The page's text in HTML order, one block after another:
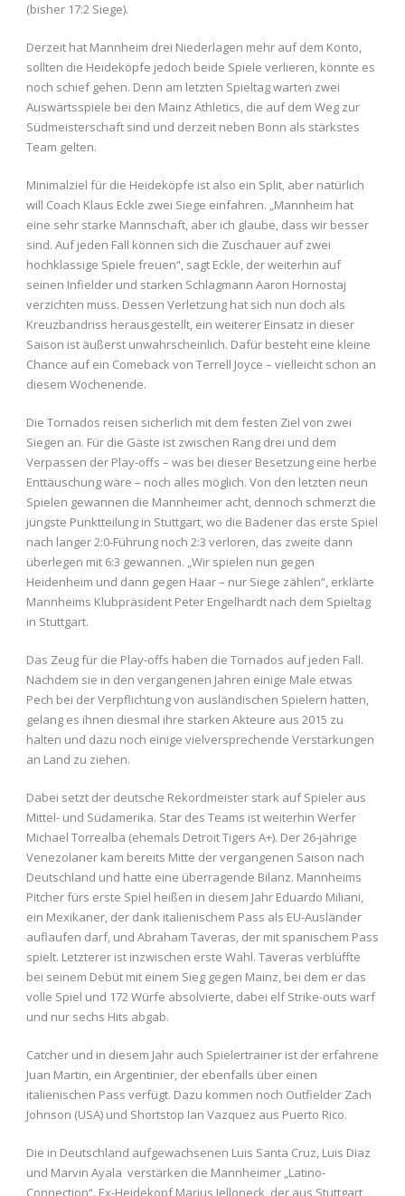
(bisher 17:2 Siege).
Derzeit hat Mannheim drei Niederlagen mehr auf dem Konto,
sollten die Heideköpfe jedoch beide Spiele verlieren, könnte es
noch schief gehen. Denn am letzten Spieltag warten zwei
Auswärtsspiele bei den Mainz Athletics, die auf dem Weg zur
Südmeisterschaft sind und derzeit neben Bonn als stärkstes
Team gelten.
Minimalziel für die Heideköpfe ist also ein Split, aber natürlich
will Coach Klaus Eckle zwei Siege einfahren. „Mannheim hat
eine sehr starke Mannschaft, aber ich glaube, dass wir besser
sind. Auf jeden Fall können sich die Zuschauer auf zwei
hochklassige Spiele freuen“, sagt Eckle, der weiterhin auf
seinen Infielder und starken Schlagmann Aaron Hornostaj
verzichten muss. Dessen Verletzung hat sich nun doch als
Kreuzbandriss herausgestellt, ein weiterer Einsatz in dieser
Saison ist äußerst unwahrscheinlich. Dafür besteht eine kleine
Chance auf ein Comeback von Terrell Joyce – vielleicht schon an
diesem Wochenende.
Die Tornados reisen sicherlich mit dem festen Ziel von zwei
Siegen an. Für die Gäste ist zwischen Rang drei und dem
Verpassen der Play-offs – was bei dieser Besetzung eine herbe
Enttäuschung wäre – noch alles möglich. Von den letzten neun
Spielen gewannen die Mannheimer acht, dennoch schmerzt die
jüngste Punktteilung in Stuttgart, wo die Badener das erste Spiel
nach langer 2:0-Führung noch 2:3 verloren, das zweite dann
überlegen mit 6:3 gewannen. „Wir spielen nun gegen
Heidenheim und dann gegen Haar – nur Siege zählen“, erklärte
Mannheims Klubpräsident Peter Engelhardt nach dem Spieltag
in Stuttgart.
Das Zeug für die Play-offs haben die Tornados auf jeden Fall.
Nachdem sie in den vergangenen Jahren einige Male etwas
Pech bei der Verpflichtung von ausländischen Spielern hatten,
gelang es ihnen diesmal ihre starken Akteure aus 2015 zu
halten und dazu noch einige vielversprechende Verstärkungen
an Land zu ziehen.
Dabei setzt der deutsche Rekordmeister stark auf Spieler aus
Mittel- und Südamerika. Star des Teams ist weiterhin Werfer
Michael Torrealba (ehemals Detroit Tigers A+). Der 26-jährige
Venezolaner kam bereits Mitte der vergangenen Saison nach
Deutschland und hatte eine überragende Bilanz. Mannheims
Pitcher fürs erste Spiel heißen in diesem Jahr Eduardo Miliani,
ein Mexikaner, der dank italienischem Pass als EU-Ausländer
auflaufen darf, und Abraham Taveras, der mit spanischem Pass
spielt. Letzterer ist inzwischen erste Wahl. Taveras verblüffte
bei seinem Debüt mit einem Sieg gegen Mainz, bei dem er das
volle Spiel und 172 Würfe absolvierte, dabei elf Strike-outs warf
und nur sechs Hits abgab.
Catcher und in diesem Jahr auch Spielertrainer ist der erfahrene
Juan Martin, ein Argentinier, der ebenfalls über einen
italienischen Pass verfügt. Dazu kommen noch Outfielder Zach
Johnson (USA) und Shortstop Ian Vazquez aus Puerto Rico.
Die in Deutschland aufgewachsenen Luis Santa Cruz, Luis Diaz
und Marvin Ayala verstärken die Mannheimer „Latino-